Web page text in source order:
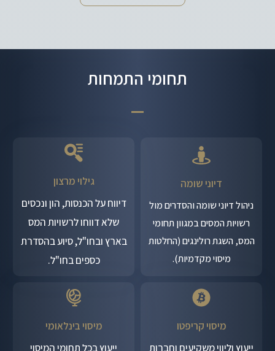
תחומי התמחות
דיוני שומה
ניהול דיוני שומה והסדרים מול
רשויות המסים במגוון תחומי
המס, השגת רולינגים (החלטות
מיסוי מקדמיות).
גילוי מרצון
דיווח על הכנסות, הון ונכסים
שלא דווחו לרשויות המס
בארץ ובחו"ל, סיוע בהסדרת
כספים בחו"ל.
מיסוי קריפטו
ייעוץ וליווי משקיעים וחברות
מיסוי בינלאומי
ייעוץ בכל תחומי המיסוי